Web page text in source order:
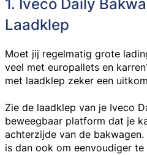
Laadklep
Moet jij regelmatig grote
veel met europallets en
met laadklep zeker een
Zie de laadklep van je Iveco
beweegbaar platform dat je
achterzijde van de
is dan ook om eenvoudiger te